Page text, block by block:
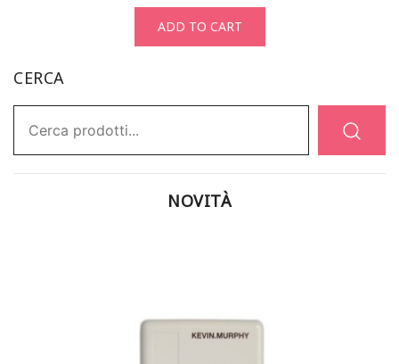
ADD TO CART
CERCA
NOVITÀ